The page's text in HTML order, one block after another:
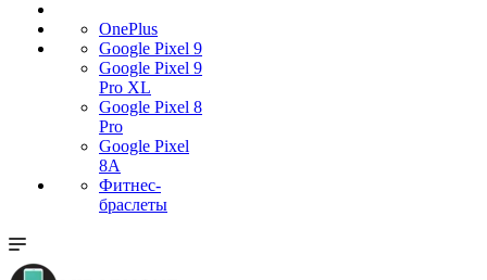
OnePlus
Google Pixel 9
Google Pixel 9
Pro XL
Google Pixel 8
Pro
Google Pixel
8A
Фитнес-
браслеты